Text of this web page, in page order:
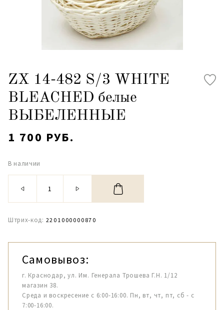
ZX 14-482 S/3 WHITE
BLEACHED белые
ВЫБЕЛЕННЫЕ
1 700 РУБ.
В наличии
Штрих-код: 2201000000870
Самовывоз:
г. Краснодар, ул. Им. Генерала Трошева Г.Н. 1/12
магазин 38.
Среда и воскресение с 6:00-16:00. Пн, вт, чт, пт, сб - с
7:00-16:00.